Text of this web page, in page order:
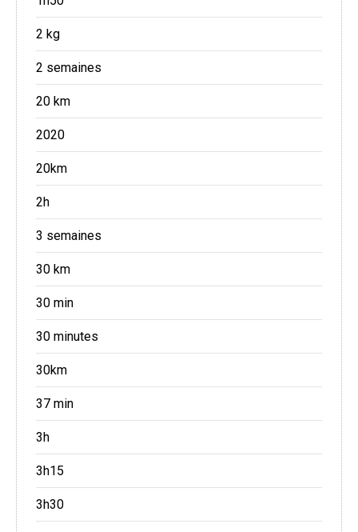
2 kg
2 semaines
20 km
2020
20km
2h
3 semaines
30 km
30 min
30 minutes
30km
37 min
3h
3h15
3h30